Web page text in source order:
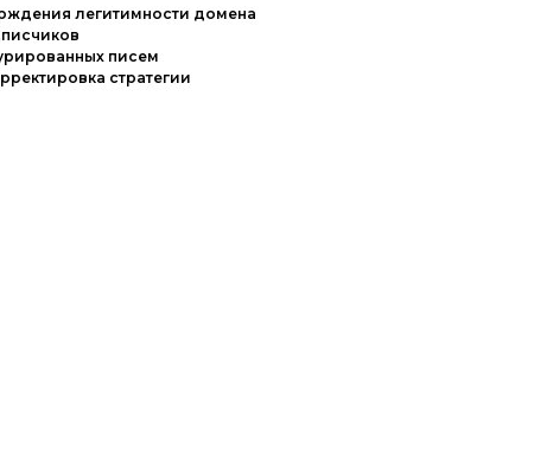
легитимности домена
писем
стратегии